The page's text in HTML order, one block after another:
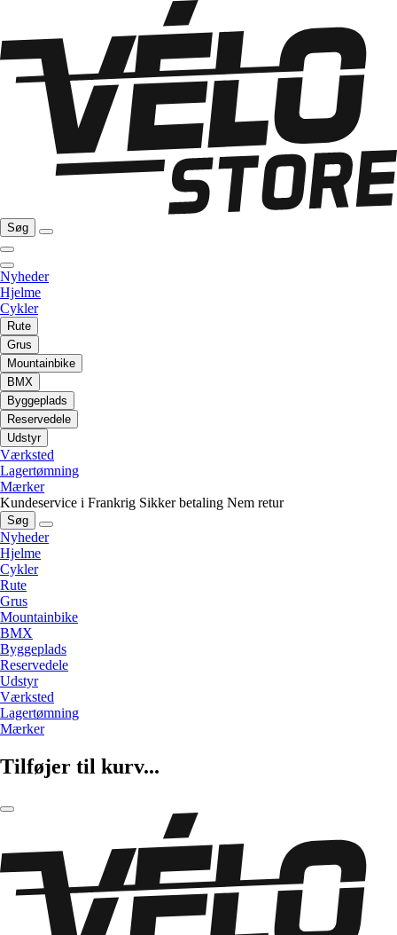
Søg
Nyheder
Hjelme
Cykler
Rute
Grus
Mountainbike
BMX
Byggeplads
Reservedele
Udstyr
Værksted
Lagertømning
Mærker
Kundeservice i Frankrig Sikker betaling Nem retur
Søg
Nyheder
Hjelme
Cykler
Rute
Grus
Mountainbike
BMX
Byggeplads
Reservedele
Udstyr
Værksted
Lagertømning
Mærker
Tilføjer til kurv...